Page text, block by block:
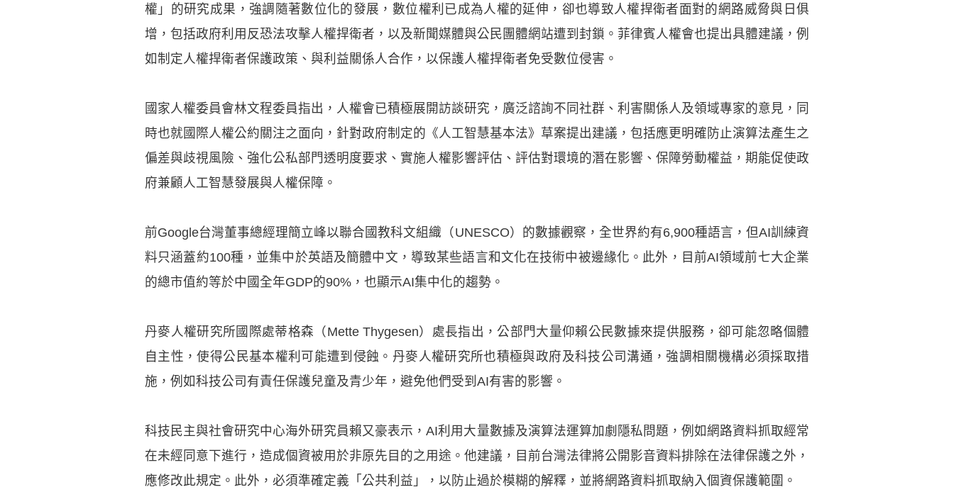
權」的研究成果，強調隨著數位化的發展，數位權利已成為人權的延伸，卻也導致人權捍衛者面對的網路威脅與日俱
增，包括政府利用反恐法攻擊人權捍衛者，以及新聞媒體與公民團體網站遭到封鎖。菲律賓人權會也提出具體建議，例
如制定人權捍衛者保護政策、與利益關係人合作，以保護人權捍衛者免受數位侵害。
國家人權委員會林文程委員指出，人權會已積極展開訪談研究，廣泛諮詢不同社群、利害關係人及領域專家的意見，同
時也就國際人權公約關注之面向，針對政府制定的《人工智慧基本法》草案提出建議，包括應更明確防止演算法產生之
偏差與歧視風險、強化公私部門透明度要求、實施人權影響評估、評估對環境的潛在影響、保障勞動權益，期能促使政
府兼顧人工智慧發展與人權保障。
前Google台灣董事總經理簡立峰以聯合國教科文組織（UNESCO）的數據觀察，全世界約有6,900種語言，但AI訓練資
料只涵蓋約100種，並集中於英語及簡體中文，導致某些語言和文化在技術中被邊緣化。此外，目前AI領域前七大企業
的總市值約等於中國全年GDP的90%，也顯示AI集中化的趨勢。
丹麥人權研究所國際處蒂格森（Mette Thygesen）處長指出，公部門大量仰賴公民數據來提供服務，卻可能忽略個體
自主性，使得公民基本權利可能遭到侵蝕。丹麥人權研究所也積極與政府及科技公司溝通，強調相關機構必須採取措
施，例如科技公司有責任保護兒童及青少年，避免他們受到AI有害的影響。
科技民主與社會研究中心海外研究員賴又豪表示，AI利用大量數據及演算法運算加劇隱私問題，例如網路資料抓取經常
在未經同意下進行，造成個資被用於非原先目的之用途。他建議，目前台灣法律將公開影音資料排除在法律保護之外，
應修改此規定。此外，必須準確定義「公共利益」，以防止過於模糊的解釋，並將網路資料抓取納入個資保護範圍。